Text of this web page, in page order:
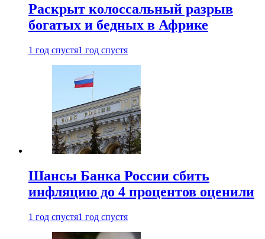
Раскрыт колоссальный разрыв
богатых и бедных в Африке
1 год спустя1 год спустя
Шансы Банка России сбить
инфляцию до 4 процентов оценили
1 год спустя1 год спустя